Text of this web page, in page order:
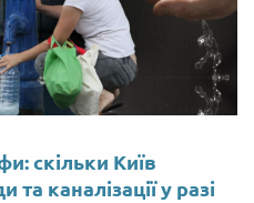
скільки Київ
каналізації у разі